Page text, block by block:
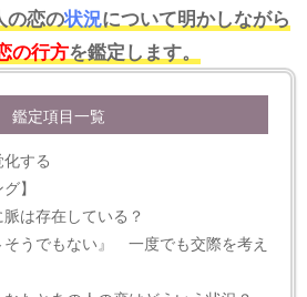
の恋の状況について明かしながら
の行方を鑑定します。
鑑定項目一覧
する
】
は存在している？
うでもない』 一度でも交際を考え